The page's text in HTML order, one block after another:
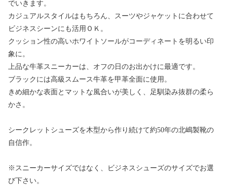
でいきます。
カジュアルスタイルはもちろん、スーツやジャケットに合わせて
ビジネスシーンにも活用ＯＫ。
クッション性の高いホワイトソールがコーディネートを明るい印
象に。
上品な牛革スニーカーは、オフの日のお出かけに最適です。
ブラックには高級スムース牛革を甲革全面に使用。
きめ細かな表面とマットな風合いが美しく、足馴染み抜群の柔ら
かさ。
シークレットシューズを木型から作り続けて約50年の北嶋製靴の
自信作。
※スニーカーサイズではなく、ビジネスシューズのサイズでお選
び下さい。